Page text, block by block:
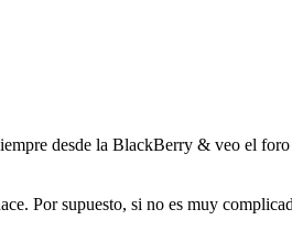
desde la BlackBerry & veo el
Por supuesto, si no es muy